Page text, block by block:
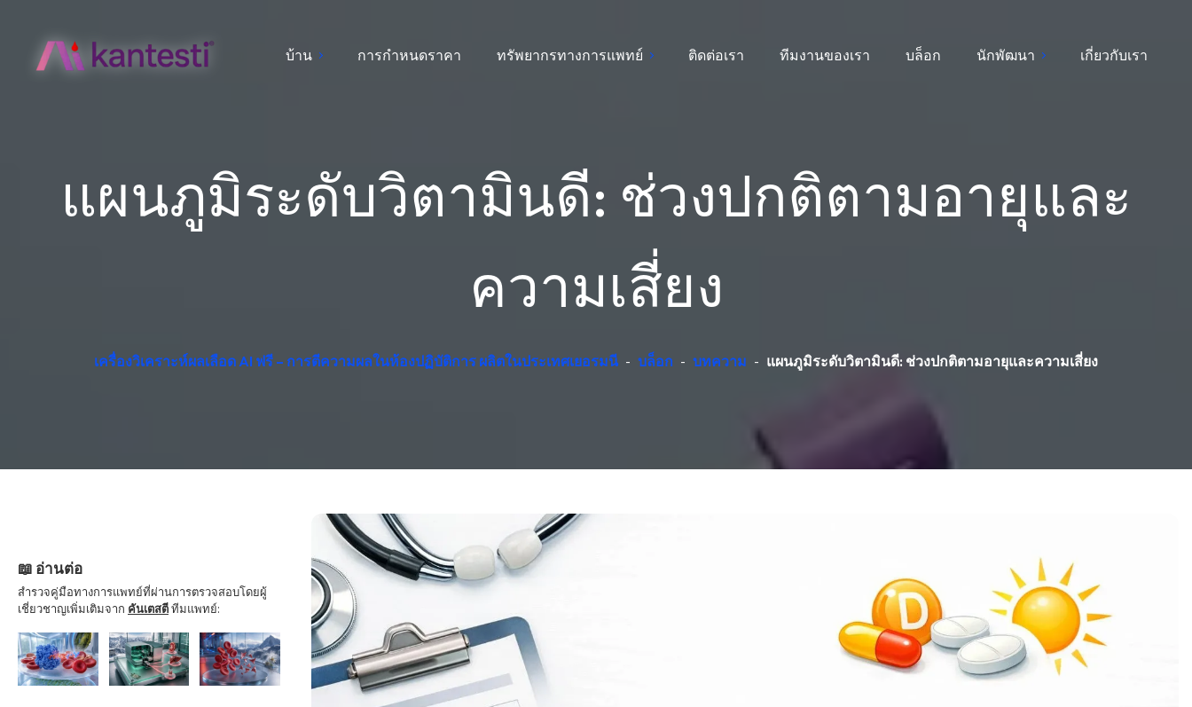
บ้าน การกำหนดราคา ทรัพยากรทางการแพทย์ ติดต่อเรา ทีมงานของเรา บล็อก นักพัฒนา เกี่ยวกับเรา
แผนภูมิระดับวิตามินดี: ช่วงปกติตามอายุและ
ความเสี่ยง
เครื่องวิเคราะห์ผลเลือด AI ฟรี – การตีความผลในห้องปฏิบัติการ ผลิตในประเทศเยอรมนี - บล็อก - บทความ - แผนภูมิระดับวิตามินดี: ช่วงปกติตามอายุและความเสี่ยง
📖 อ่านต่อ
สำรวจคู่มือทางการแพทย์ที่ผ่านการตรวจสอบโดยผู้
เชี่ยวชาญเพิ่มเติมจาก คันเตสตีทีมแพทย์: